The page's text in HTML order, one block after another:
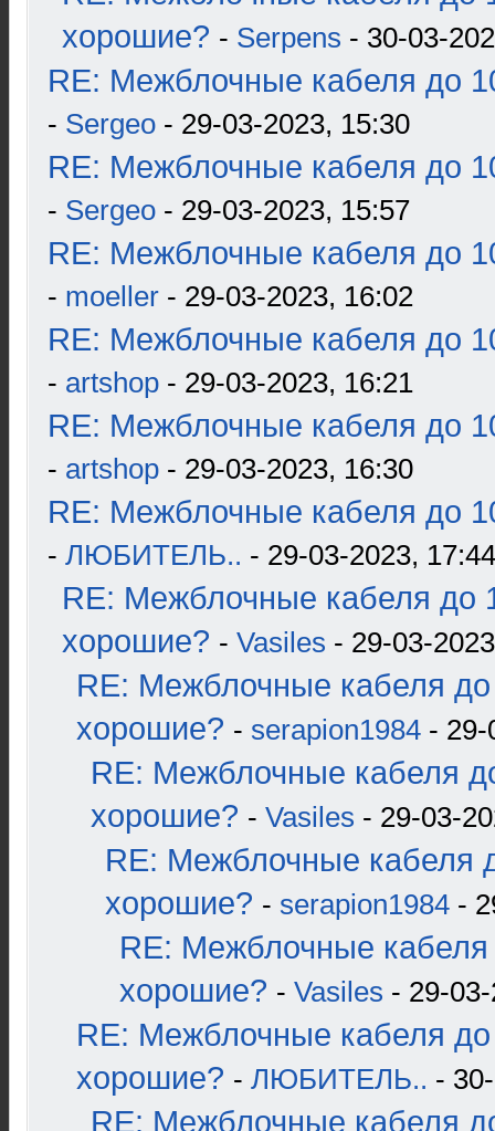
хорошие? - Serpens - 30-03-
RE: Межблочные кабеля до
- Sergeo - 29-03-2023, 15:30
RE: Межблочные кабеля до
- Sergeo - 29-03-2023, 15:57
RE: Межблочные кабеля до
- moeller - 29-03-2023, 16:02
RE: Межблочные кабеля до
- artshop - 29-03-2023, 16:21
RE: Межблочные кабеля до
- artshop - 29-03-2023, 16:30
RE: Межблочные кабеля до
- ЛЮБИТЕЛЬ.. - 29-03-2023, 17:44
RE: Межблочные кабеля до
хорошие? - Vasiles - 29-03-
RE: Межблочные кабеля до
хорошие? - serapion1984 - 29-
RE: Межблочные кабеля
хорошие? - Vasiles - 29-03-
RE: Межблочные кабеля
хорошие? - serapion1984 -
RE: Межблочные кабеля
хорошие? - Vasiles - 29-
RE: Межблочные кабеля до
хорошие? - ЛЮБИТЕЛЬ.. -
RE: Межблочные кабеля